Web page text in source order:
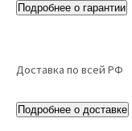
Подробнее о гарантии
Доставка по всей РФ
Подробнее о доставке